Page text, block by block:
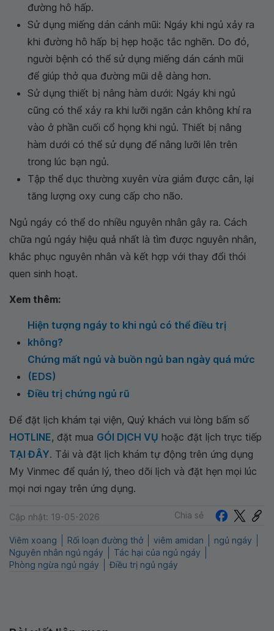
đường hô hấp.
Sử dụng miếng dán cánh mũi: Ngáy khi ngủ xảy ra
khi đường hô hấp bị hẹp hoặc tắc nghẽn. Do đó,
người bệnh có thể sử dụng miếng dán cánh mũi
để giúp thở qua đường mũi dễ dàng hơn.
Sử dụng thiết bị nâng hàm dưới: Ngáy khi ngủ
cũng có thể xảy ra khi lưỡi ngăn cản không khí ra
vào ở phần cuối cổ họng khi ngủ. Thiết bị nâng
hàm dưới có thể sử dụng để nâng lưỡi lên trên
trong lúc bạn ngủ.
Tập thể dục thường xuyên vừa giảm được cân, lại
tăng lượng oxy cung cấp cho não.
Ngủ ngáy có thể do nhiều nguyên nhân gây ra. Cách
chữa ngủ ngáy hiệu quả nhất là tìm được nguyên nhân,
khắc phục nguyên nhân và kết hợp với thay đổi thói
quen sinh hoạt.
Xem thêm:
Hiện tượng ngáy to khi ngủ có thể điều trị
không?
Chứng mất ngủ và buồn ngủ ban ngày quá mức
(EDS)
Điều trị chứng ngủ rũ
Để đặt lịch khám tại viện, Quý khách vui lòng bấm số
HOTLINE, đặt mua GÓI DỊCH VỤ hoặc đặt lịch trực tiếp
TẠI ĐÂY. Tải và đặt lịch khám tự động trên ứng dụng
My Vinmec để quản lý, theo dõi lịch và đặt hẹn mọi lúc
mọi nơi ngay trên ứng dụng.
Cập nhật: 19-05-2026 Chia sẻ
Viêm xoang Rối loạn đường thở viêm amidan
ngủ ngáy
Nguyên nhân ngủ ngáy
Tác hại của ngủ ngáy
Phòng ngừa ngủ ngáy
Điều trị ngủ ngáy